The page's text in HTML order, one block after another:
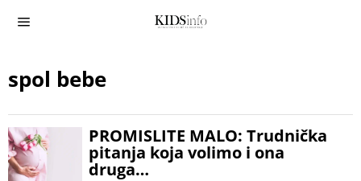
spol bebe
PROMISLITE MALO: Trudnička
pitanja koja volimo i ona
druga…